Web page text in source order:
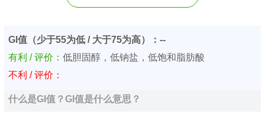
GI值（少于55为低 / 大于75为高）：--
有利 / 评价： 低胆固醇，低钠盐，低饱和脂肪酸
不利 / 评价：
什么是GI值？GI值是什么意思？